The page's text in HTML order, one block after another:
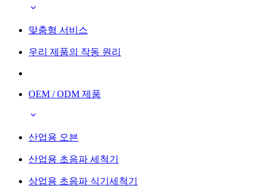
맞춤형 서비스
우리 제품의 작동 원리
OEM / ODM 제품
산업용 오븐
산업용 초음파 세척기
상업용 초음파 식기세척기